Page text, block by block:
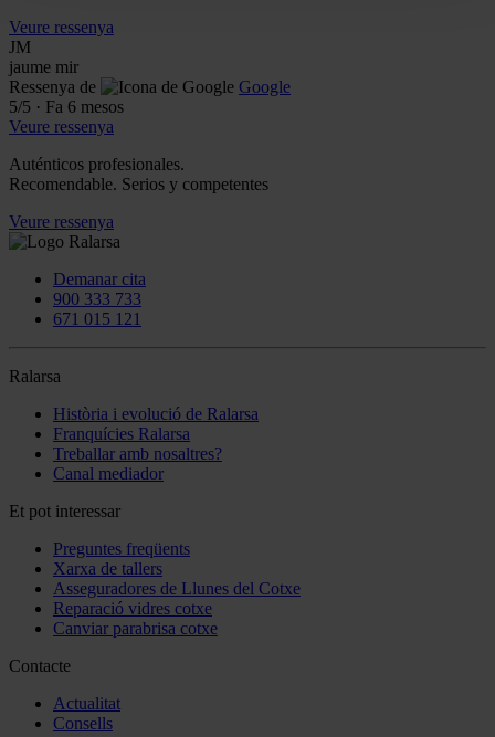
Veure ressenya
JM
jaume mir
Ressenya de
Google
5/5 · Fa 6 mesos
Veure ressenya
Auténticos profesionales.
Recomendable. Serios y competentes
Veure ressenya
Demanar cita
900 333 733
671 015 121
Ralarsa
Història i evolució de Ralarsa
Franquícies Ralarsa
Treballar amb nosaltres?
Canal mediador
Et pot interessar
Preguntes freqüents
Xarxa de tallers
Asseguradores de Llunes del Cotxe
Reparació vidres cotxe
Canviar parabrisa cotxe
Contacte
Actualitat
Consells